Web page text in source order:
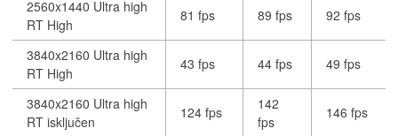
2560x1440 Ultra high
RT High
81 fps 89 fps 92 fps
3840x2160 Ultra high
RT High
43 fps 44 fps 49 fps
3840x2160 Ultra high
RT isključen
124 fps
142
fps
146 fps